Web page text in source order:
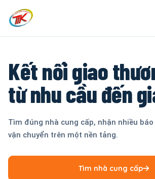
Kết nối giao
từ nhu cầu đến
Tìm đúng nhà cung cấp, nhận nhiều
vận chuyển trên một nền tảng.
Tìm nhà cung cấp